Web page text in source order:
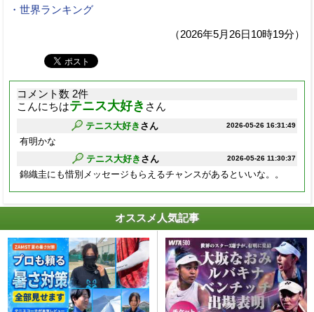
・世界ランキング
（2026年5月26日10時19分）
コメント数 2件
こんにちはテニス大好き さん
2026-05-26 16:31:49
テニス大好き さん
有明かな
2026-05-26 11:30:37
テニス大好き さん
錦織圭にも惜別メッセージもらえるチャンスがあるといいな。。
オススメ人気記事